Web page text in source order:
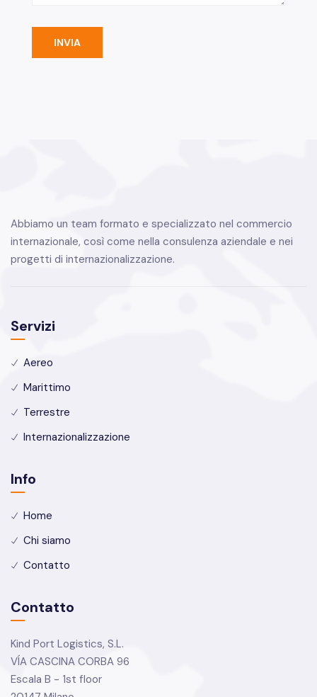
INVIA
Abbiamo un team formato e specializzato nel commercio
internazionale, così come nella consulenza aziendale e nei
progetti di internazionalizzazione.
Servizi
Aereo
Marittimo
Terrestre
Internazionalizzazione
Info
Home
Chi siamo
Contatto
Contatto
Kind Port Logistics, S.L.
VÍA CASCINA CORBA 96
Escala B - 1st floor